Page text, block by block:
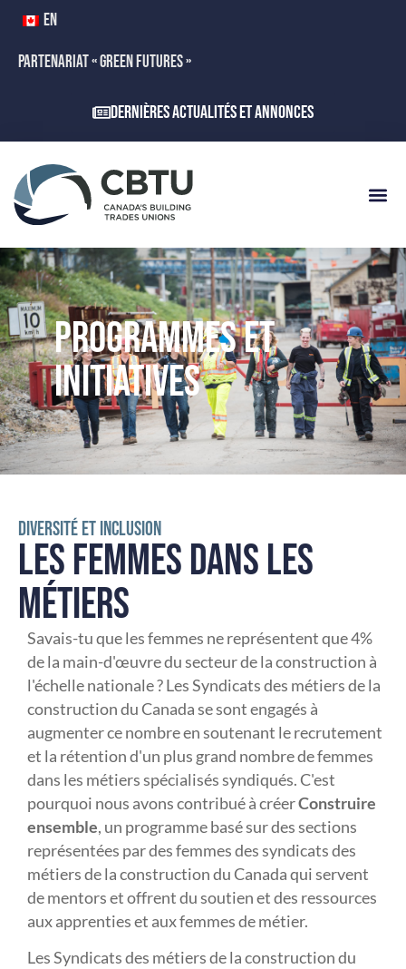
EN
PARTENARIAT « GREEN FUTURES »
Dernières actualités et annonces
PROGRAMMES ET
INITIATIVES
DIVERSITÉ ET INCLUSION
LES FEMMES DANS LES
MÉTIERS
Savais-tu que les femmes ne représentent que 4%
de la main-d'œuvre du secteur de la construction à
l'échelle nationale ? Les Syndicats des métiers de la
construction du Canada se sont engagés à
augmenter ce nombre en soutenant le recrutement
et la rétention d'un plus grand nombre de femmes
dans les métiers spécialisés syndiqués. C'est
pourquoi nous avons contribué à créerConstruire
ensemble, un programme basé sur des sections
représentées par des femmes des syndicats des
métiers de la construction du Canada qui servent
de mentors et offrent du soutien et des ressources
aux apprenties et aux femmes de métier.
Les Syndicats des métiers de la construction du